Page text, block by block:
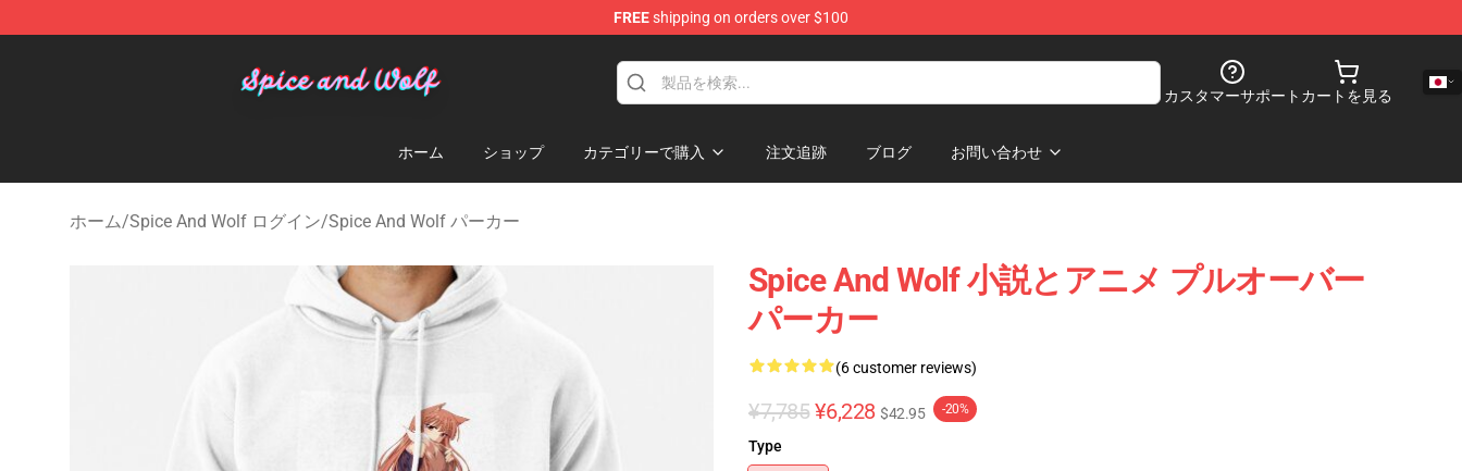
FREEshipping on orders over $100
カスタマーサポート カートを見る
ホーム ショップ カテゴリーで購入 注文追跡 ブログ お問い合わせ
ホーム/Spice And Wolf ログイン/Spice And Wolf パーカー
Spice And Wolf 小説とアニメ プルオーバー
パーカー
(6 customer reviews)
¥7,785 ¥6,228 $42.95 -20%
Type